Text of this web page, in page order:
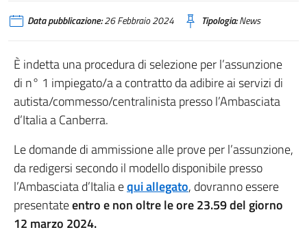
Data pubblicazione:26 Febbraio 2024 Tipologia:News
È indetta una procedura di selezione per l’assunzione
di n° 1 impiegato/a a contratto da adibire ai servizi di
autista/commesso/centralinista presso l’Ambasciata
d’Italia a Canberra.
Le domande di ammissione alle prove per l’assunzione,
da redigersi secondo il modello disponibile presso
l’Ambasciata d’Italia equi allegato, dovranno essere
presentateentro e non oltre le ore 23.59 del giorno
12 marzo 2024.